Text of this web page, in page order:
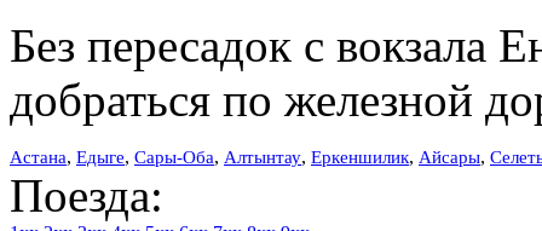
Без пересадок с вокзала
добраться по железной
Астана, Едыге, Сары-Оба, Алтынтау, Еркеншилик, Айсары,
Поезда: